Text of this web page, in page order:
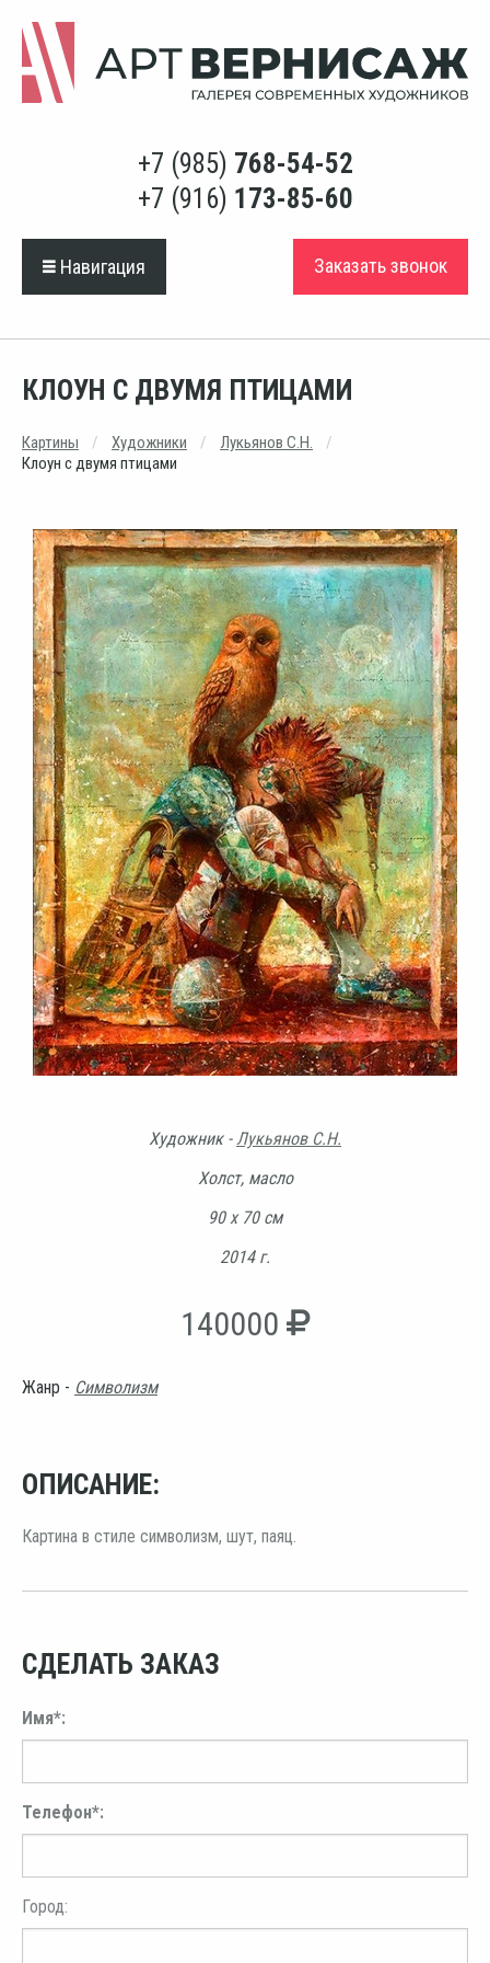
+7 (985) 768-54-52
+7 (916) 173-85-60
Навигация Заказать звонок
КЛОУН С ДВУМЯ ПТИЦАМИ
Картины Художники
Лукьянов С.Н.
Клоун с двумя птицами
Художник -Лукьянов С.Н.
Холст, масло
90 х 70 см
2014 г.
140000
Жанр - Символизм
ОПИСАНИЕ:
Картина в стиле символизм, шут, паяц.
СДЕЛАТЬ ЗАКАЗ
Имя*:
Телефон*:
Город: